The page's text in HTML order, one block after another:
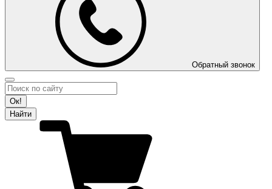
Обратный звонок
Ок!
Найти